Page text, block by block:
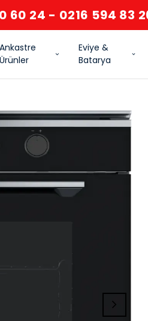
60 24 - 0216 594 83
Ankastre
Ürünler
Eviye &
Batarya